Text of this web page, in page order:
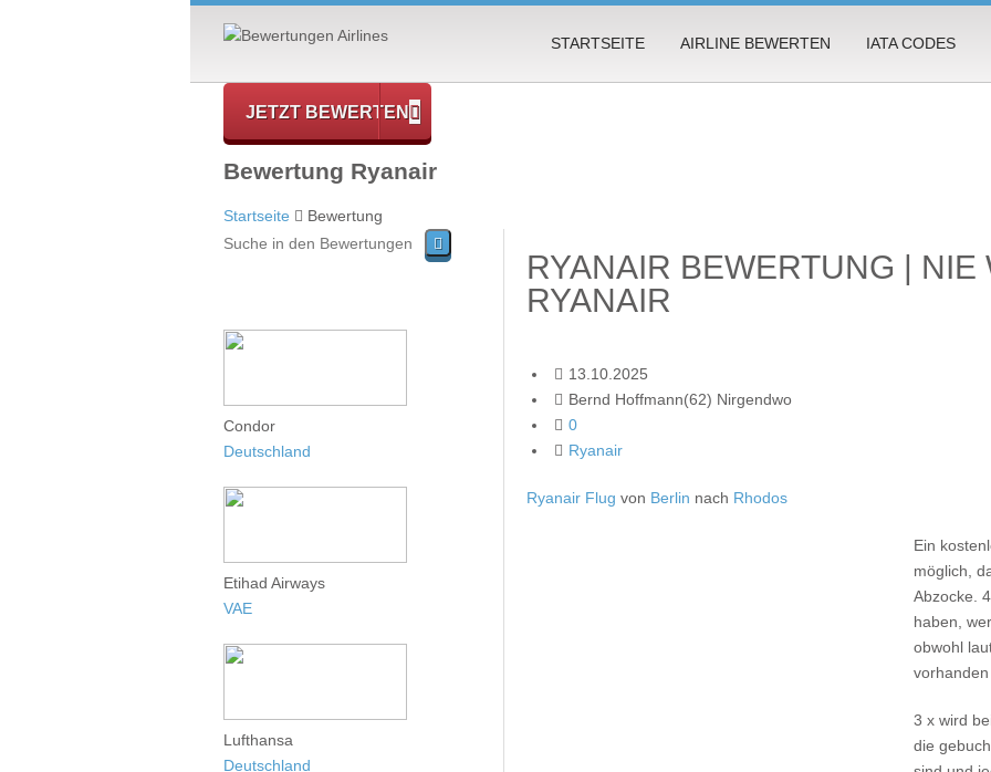
STARTSEITE AIRLINE BEWERTEN IATA CODES
JETZT BEWERTEN
Bewertung Ryanair
Startseite Bewertung
RYANAIR BEWERTUNG | NIE
RYANAIR
13.10.2025
Bernd Hoffmann(62) Nirgendwo
0
Ryanair
Ryanair Flug von Berlin nach Rhodos
Ein
möglich,
Abzocke.
haben,
obwohl
3 x wird
die
Condor
Deutschland
Etihad Airways
VAE
Lufthansa
Deutschland